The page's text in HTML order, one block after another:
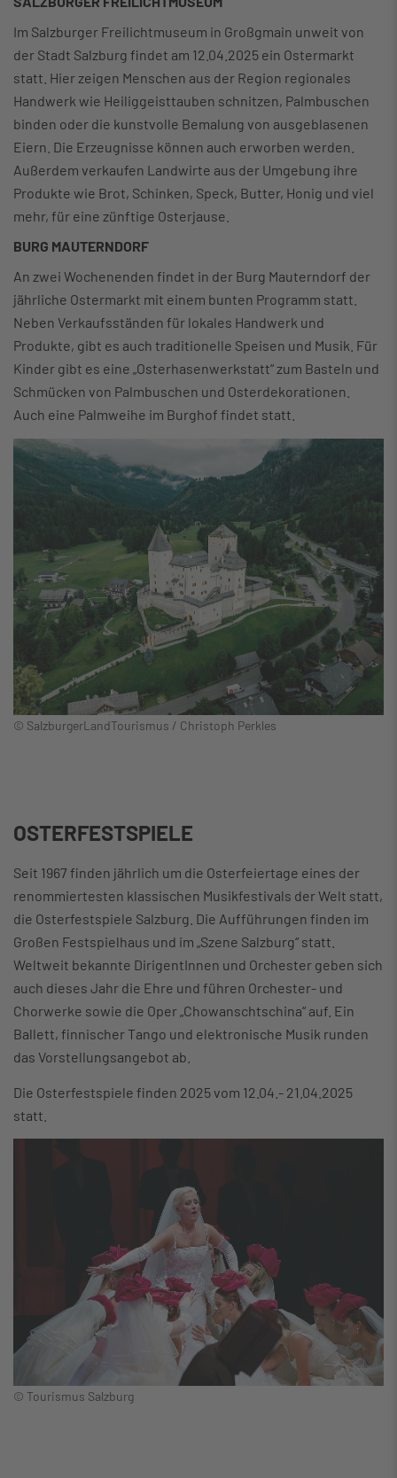
Im Salzburger Freilichtmuseum in Großgmain unweit von
der Stadt Salzburg findet am 12.04.2025 ein Ostermarkt
statt. Hier zeigen Menschen aus der Region regionales
Handwerk wie Heiliggeisttauben schnitzen, Palmbuschen
binden oder die kunstvolle Bemalung von ausgeblasenen
Eiern. Die Erzeugnisse können auch erworben werden.
Außerdem verkaufen Landwirte aus der Umgebung ihre
Produkte wie Brot, Schinken, Speck, Butter, Honig und viel
mehr, für eine zünftige Osterjause.
BURG MAUTERNDORF
An zwei Wochenenden findet in der Burg Mauterndorf der
jährliche Ostermarkt mit einem bunten Programm statt.
Neben Verkaufsständen für lokales Handwerk und
Produkte, gibt es auch traditionelle Speisen und Musik. Für
Kinder gibt es eine „Osterhasenwerkstatt“ zum Basteln und
Schmücken von Palmbuschen und Osterdekorationen.
Auch eine Palmweihe im Burghof findet statt.
© SalzburgerLandTourismus / Christoph Perkles
OSTERFESTSPIELE
Seit 1967 finden jährlich um die Osterfeiertage eines der
renommiertesten klassischen Musikfestivals der Welt statt,
die Osterfestspiele Salzburg. Die Aufführungen finden im
Großen Festspielhaus und im „Szene Salzburg“ statt.
Weltweit bekannte DirigentInnen und Orchester geben sich
auch dieses Jahr die Ehre und führen Orchester- und
Chorwerke sowie die Oper „Chowanschtschina“ auf. Ein
Ballett, finnischer Tango und elektronische Musik runden
das Vorstellungsangebot ab.
Die Osterfestspiele finden 2025 vom 12.04.- 21.04.2025
statt.
© Tourismus Salzburg